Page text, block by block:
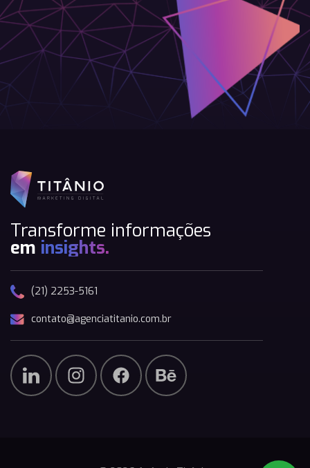
Transforme informações
em insights.
(21) 2253-5161
contato@agenciatitanio.com.br